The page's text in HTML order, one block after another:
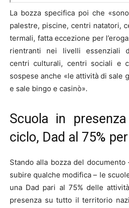
La bozza specifica poi che
palestre, piscine, centri natatori,
termali, fatta eccezione per
rientranti nei livelli essenziali
centri culturali, centri sociali e
sospese anche «le attività di sale
e sale bingo e casinò».
Scuola in
ciclo, Dad al 75%
Stando alla bozza del
subire qualche modifica – le
una Dad pari al 75% delle
presenza su tutto il territorio